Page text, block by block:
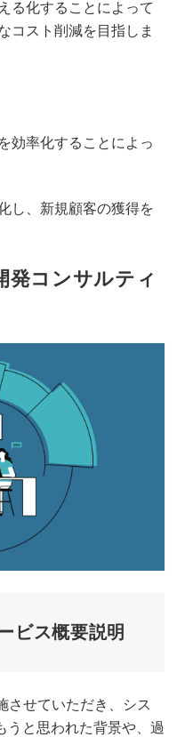
る化することによって
コスト削減を目指しま
効率化することによっ
し、新規顧客の獲得を
発コンサルティ
ビス概要説明
させていただき、シス
うと思われた背景や、過